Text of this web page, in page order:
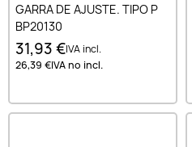
GARRA DE AJUSTE. TIPO P
BP20130
31,93 €IVA incl.
26,39 €IVA no incl.